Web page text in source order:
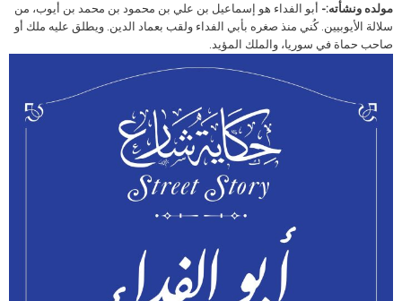
مولده ونشأته:- أبو الفداء هو إسماعيل بن علي بن محمود بن محمد بن أيوب، من
سلالة الأيوبيين. كُني منذ صغره بأبي الفداء ولقب بعماد الدين. ويطلق عليه ملك أو
صاحب حماة في سوريا، والملك المؤيد.